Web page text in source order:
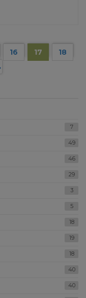
16 17
18
7
49
46
29
3
5
18
19
18
40
40